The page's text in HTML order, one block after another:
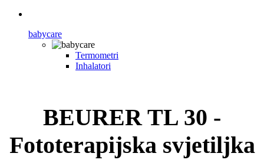
babycare
Termometri
Inhalatori
BEURER TL 30 -
Fototerapijska svjetiljka